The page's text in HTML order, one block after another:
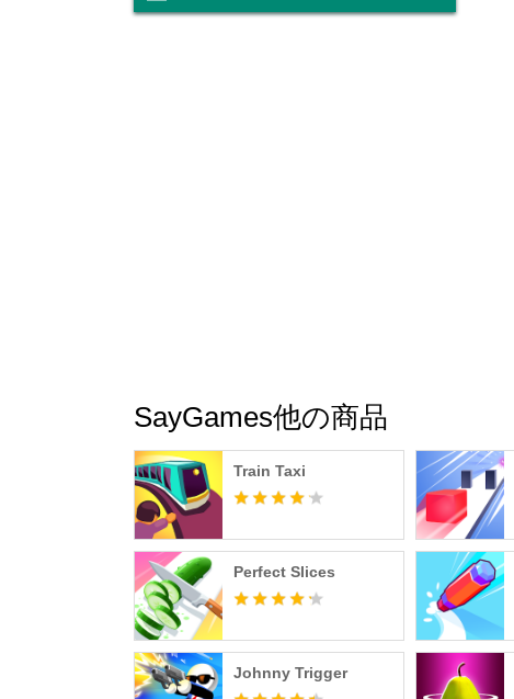
SayGames他の商品
Train Taxi
Perfect Slices
Johnny Trigger